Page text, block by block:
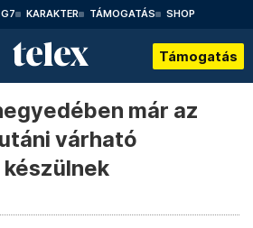
G7 KARAKTER TÁMOGATÁS SHOP
Támogatás
már az
várható